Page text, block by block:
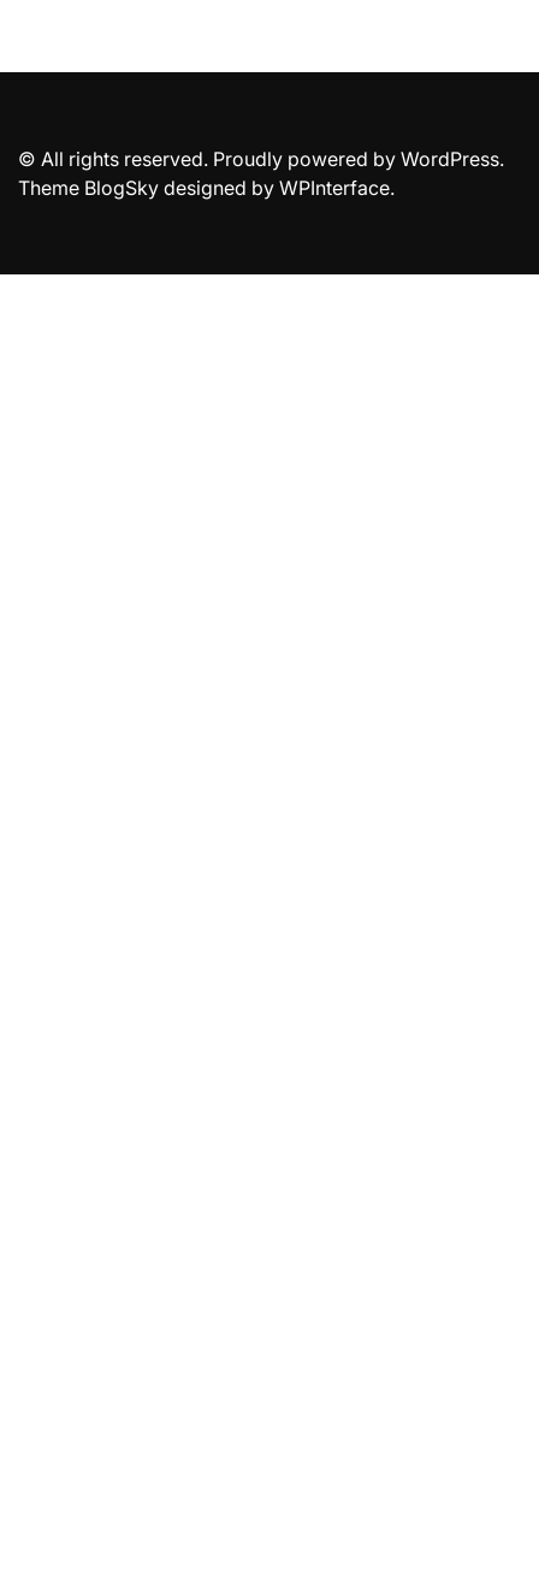
© All rights reserved. Proudly powered by WordPress.
Theme BlogSky designed by WPInterface.